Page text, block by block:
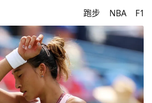
跑步 NBA F1